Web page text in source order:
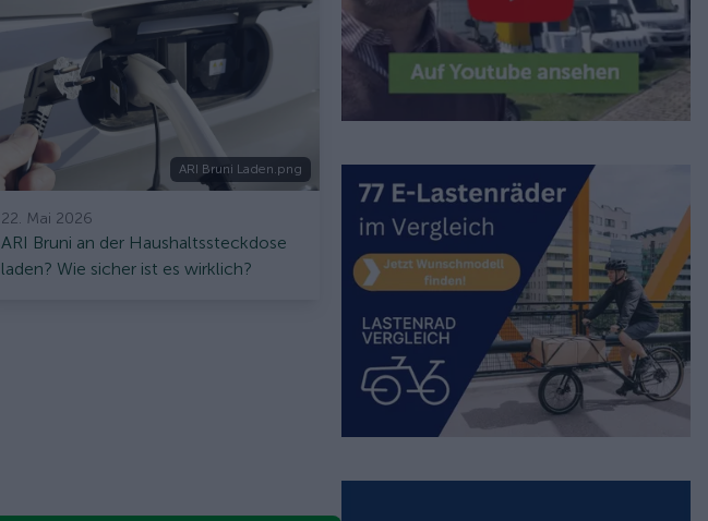
ARI Bruni Laden.png
22. Mai 2026
ARI Bruni an der Haushaltssteckdose
laden? Wie sicher ist es wirklich?